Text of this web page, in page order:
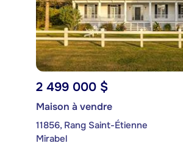
2 499 000 $
Maison à vendre
11856, Rang Saint-Étienne
Mirabel